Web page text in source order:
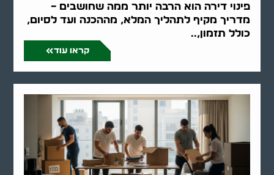
פינוי דירה הוא הרבה יותר ממה שחושבים –
מדריך מקיף לתהליך המלא, מההכנה ועד לסיום,
כולל תזמון,..
קראו עוד